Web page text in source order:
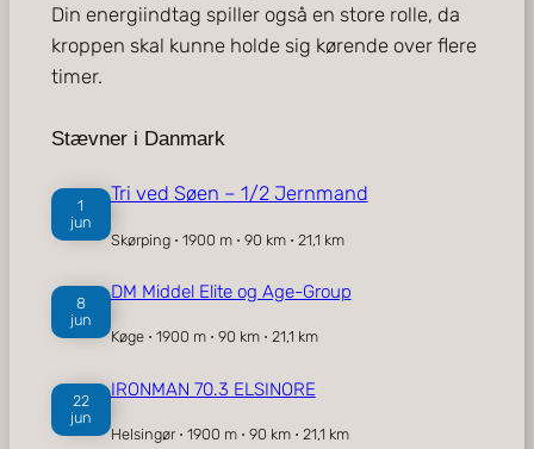
Din energiindtag spiller også en store rolle, da
kroppen skal kunne holde sig kørende over flere
timer.
Stævner i Danmark
1
jun
Tri ved Søen – 1/2 Jernmand
Skørping ⋅ 1900 m ⋅ 90 km ⋅ 21,1 km
8
jun
DM Middel Elite og Age-Group
Køge ⋅ 1900 m ⋅ 90 km ⋅ 21,1 km
22
jun
IRONMAN 70.3 ELSINORE
Helsingør ⋅ 1900 m ⋅ 90 km ⋅ 21,1 km